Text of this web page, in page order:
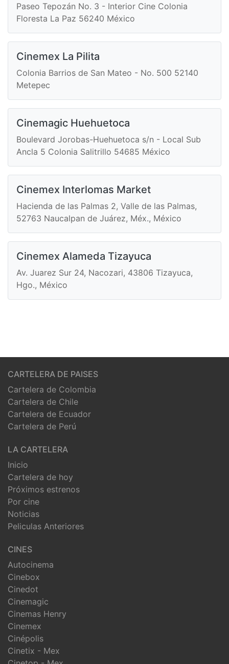
Paseo Tepozán No. 3 - Interior Cine Colonia
Floresta La Paz 56240 México
Cinemex La Pilita
Colonia Barrios de San Mateo - No. 500 52140
Metepec
Cinemagic Huehuetoca
Boulevard Jorobas-Huehuetoca s/n - Local Sub
Ancla 5 Colonia Salitrillo 54685 México
Cinemex Interlomas Market
Hacienda de las Palmas 2, Valle de las Palmas,
52763 Naucalpan de Juárez, Méx., México
Cinemex Alameda Tizayuca
Av. Juarez Sur 24, Nacozari, 43806 Tizayuca,
Hgo., México
CARTELERA DE PAISES
Cartelera de Colombia
Cartelera de Chile
Cartelera de Ecuador
Cartelera de Perú
LA CARTELERA
Inicio
Cartelera de hoy
Próximos estrenos
Por cine
Noticias
Peliculas Anteriores
CINES
Autocinema
Cinebox
Cinedot
Cinemagic
Cinemas Henry
Cinemex
Cinépolis
Cinetix - Mex